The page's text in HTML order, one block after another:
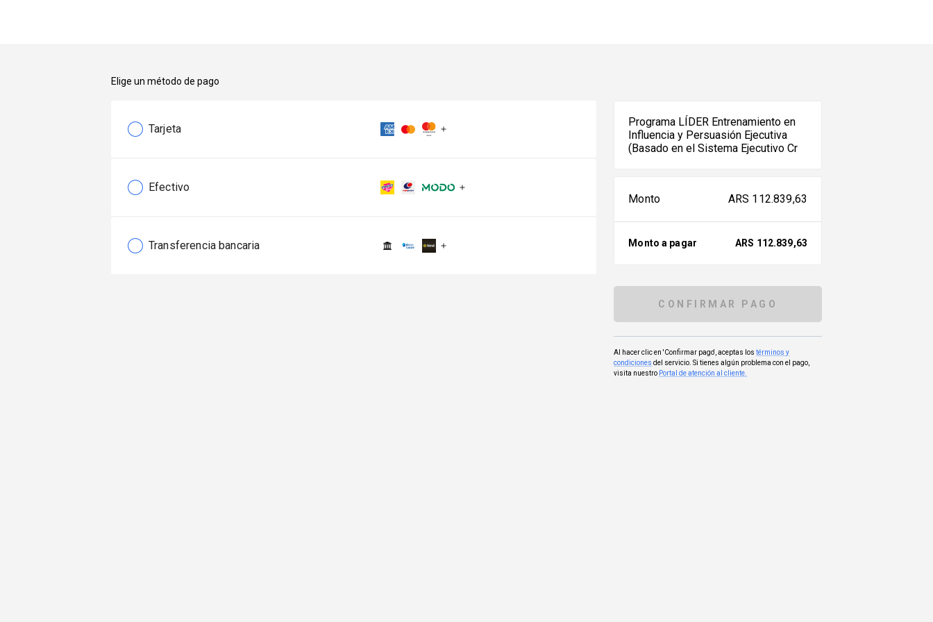
Elige un método de pago
Tarjeta
Efectivo
Transferencia bancaria
Programa LÍDER Entrenamiento en
Influencia y Persuasión Ejecutiva
(Basado en el Sistema Ejecutivo Cr
Monto ARS 112.839,63
Monto a pagar ARS 112.839,63
CONFIRMAR PAGO
Al hacer clic en 'Confirmar pago', aceptas lostérminos y
condiciones del servicio. Si tienes algún problema con el pago,
visita nuestro Portal de atención al cliente.